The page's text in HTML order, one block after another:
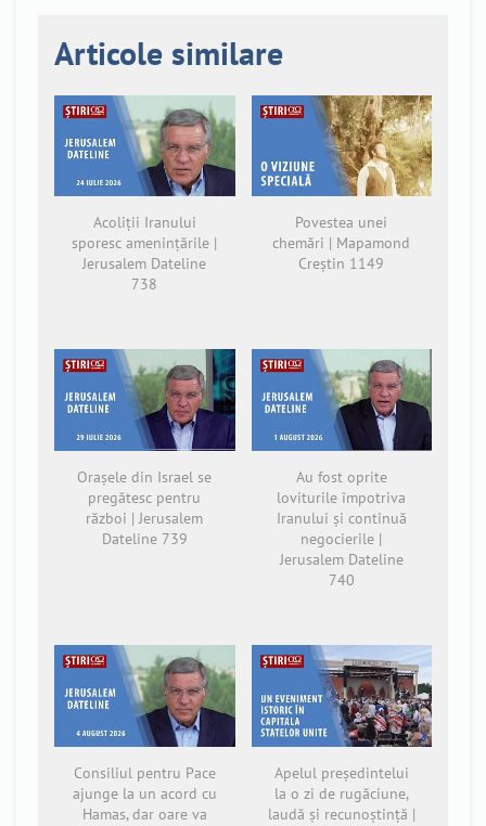
Articole similare
Acoliții Iranului
sporesc amenințările |
Jerusalem Dateline
738
Povestea unei
chemări | Mapamond
Creștin 1149
Orașele din Israel se
pregătesc pentru
război | Jerusalem
Dateline 739
Au fost oprite
loviturile împotriva
Iranului și continuă
negocierile |
Jerusalem Dateline
740
Consiliul pentru Pace
ajunge la un acord cu
Hamas, dar oare va
Apelul președintelui
la o zi de rugăciune,
laudă și recunoștință |